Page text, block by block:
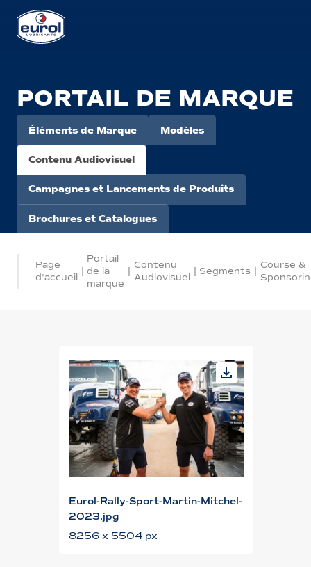
PORTAIL DE MARQUE
Éléments de Marque Modèles
Contenu Audiovisuel
Campagnes et Lancements de Produits
Brochures et Catalogues
Page
d'accueil
|
Portail
de la
marque
|
Contenu
Audiovisuel
| Segments |
Course &
Eurol-Rally-Sport-Martin-Mitchel-
2023.jpg
8256 x 5504 px